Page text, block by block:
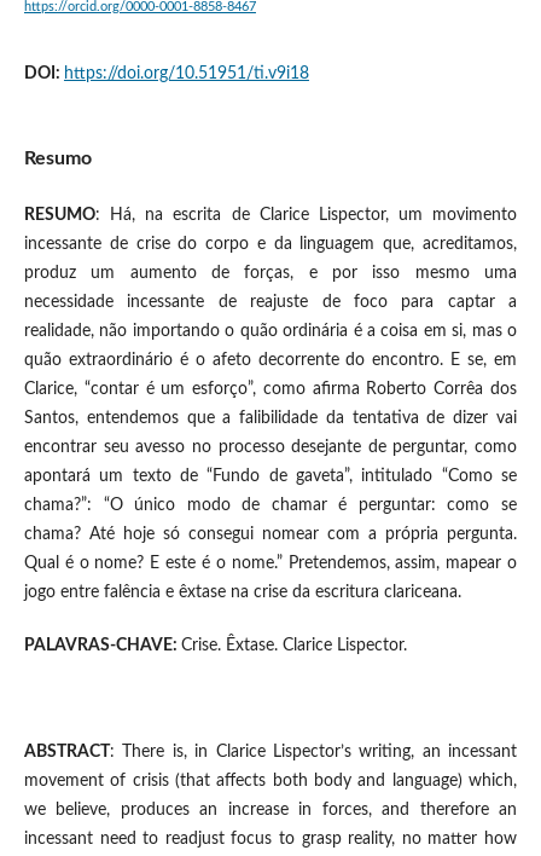
https://orcid.org/0000-0001-8858-8467
DOI: https://doi.org/10.51951/ti.v9i18
Resumo
RESUMO: Há, na escrita de Clarice Lispector, um movimento
incessante de crise do corpo e da linguagem que, acreditamos,
produz um aumento de forças, e por isso mesmo uma
necessidade incessante de reajuste de foco para captar a
realidade, não importando o quão ordinária é a coisa em si, mas o
quão extraordinário é o afeto decorrente do encontro. E se, em
Clarice, “contar é um esforço”, como afirma Roberto Corrêa dos
Santos, entendemos que a falibilidade da tentativa de dizer vai
encontrar seu avesso no processo desejante de perguntar, como
apontará um texto de “Fundo de gaveta”, intitulado “Como se
chama?”: “O único modo de chamar é perguntar: como se
chama? Até hoje só consegui nomear com a própria pergunta.
Qual é o nome? E este é o nome.” Pretendemos, assim, mapear o
jogo entre falência e êxtase na crise da escritura clariceana.
PALAVRAS-CHAVE: Crise. Êxtase. Clarice Lispector.
ABSTRACT : There is, in Clarice Lispector’s writing, an incessant
movement of crisis (that affects both body and language) which,
we believe, produces an increase in forces, and therefore an
incessant need to readjust focus to grasp reality, no matter how